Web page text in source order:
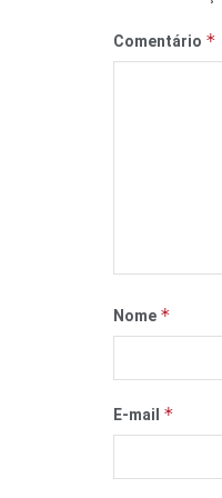
Comentário *
Nome *
E-mail *